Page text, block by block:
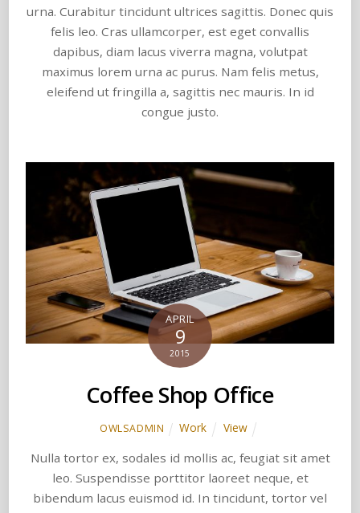
urna. Curabitur tincidunt ultrices sagittis. Donec quis
felis leo. Cras ullamcorper, est eget convallis
dapibus, diam lacus viverra magna, volutpat
maximus lorem urna ac purus. Nam felis metus,
eleifend ut fringilla a, sagittis nec mauris. In id
congue justo.
APRIL
9
2015
Coffee Shop Office
OWLSADMIN Work View
Nulla tortor ex, sodales id mollis ac, feugiat sit amet
leo. Suspendisse porttitor laoreet neque, et
bibendum lacus euismod id. In tincidunt, tortor vel